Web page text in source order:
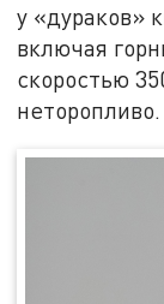
у «дураков»
включая
скоростью
неторопливо.